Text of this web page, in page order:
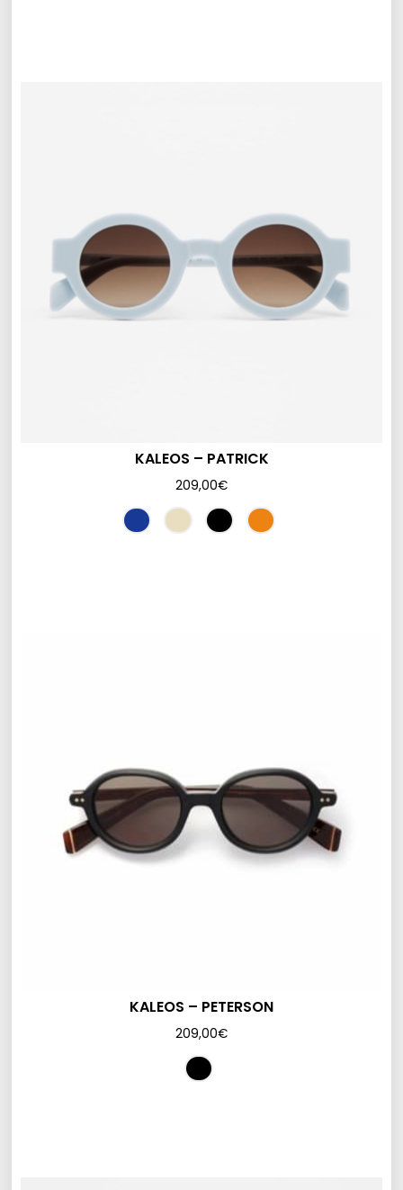
KALEOS – PATRICK
209,00€
KALEOS – PETERSON
209,00€